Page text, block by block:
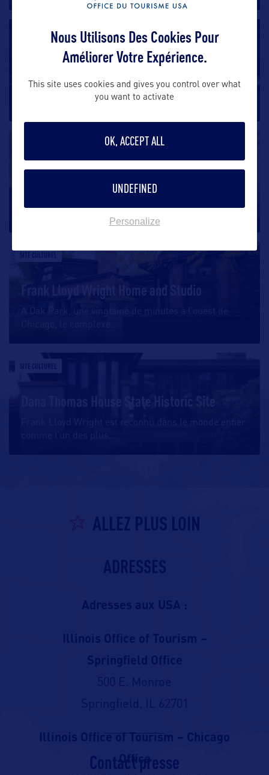
SITE CULTUREL
Cahokia Mounds State Historic Site
Située dans le sud-ouest de l’État de l’Illinois à
SITE CULTUREL
Frank Lloyd Wright Home and Studio
A Oak Park, une vingtaine de minutes à l’ouest de
SITE CULTUREL
Dana Thomas House State Historic Site
comme l’un des plus
ALLEZ PLUS LOIN
ADRESSES
Adresses aux USA :
Illinois Office of Tourism –
Springfield Office
500 E. Monroe
Springfield, IL 62701
Illinois Office of Tourism – Chicago
Office
Contact presse
Nous Utilisons Des Cookies Pour
Améliorer Votre Expérience.
This site uses cookies and gives you control over what
you want to activate
OK, ACCEPT ALL
UNDEFINED
Personalize